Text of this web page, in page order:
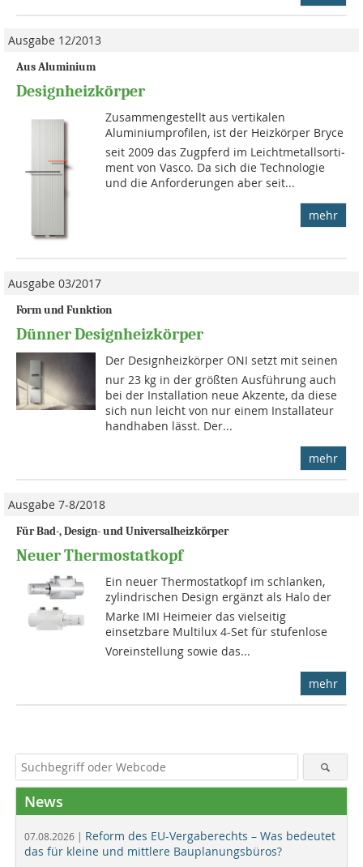
Ausgabe 12/2013
Aus Aluminium
Designheizkörper
Zusammengestellt aus vertikalen
Aluminiumprofilen, ist der Heizkörper Bryce
seit 2009 das Zugpferd im Leichtmetallsorti­
ment von Vasco. Da sich die Technologie
und die Anforderungen aber seit...
mehr
Ausgabe 03/2017
Form und Funktion
Dünner Designheizkörper
Der Designheizkörper ONI setzt mit seinen
nur 23 kg in der größten Ausführung auch
bei der Installation neue Akzente, da diese
sich nun leicht von nur einem Installateur
handhaben lässt. Der...
mehr
Ausgabe 7-8/2018
Für Bad-, Design- und Universalheizkörper
Neuer Thermostatkopf
Ein neuer Thermostatkopf im schlanken,
zylindrischen Design ergänzt als Halo der
Marke IMI Heimeier das vielseitig
einsetzbare Multilux 4-Set für stufenlose
Voreinstellung sowie das...
mehr
News
07.08.2026 | Reform des EU-Vergaberechts – Was bedeutet
das für kleine und mittlere Bauplanungsbüros?